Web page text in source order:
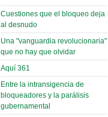
Domingo, 14 Agosto 2022
Leer Más...
Read more...
Cosmética
descolonizadora
(Miscelánea
palaciega 7)
El Infamatorio
Lunes, 27 Mayo 2019
Cuestiones que el bloqueo deja
al desnudo
Una "vanguardia revolucionaria"
que no hay que olvidar
Aquí 361
Entre la intransigencia de
bloqueadores y la parálisis
gubernamental